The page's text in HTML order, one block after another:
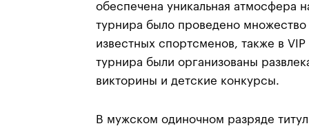
обеспечена уникальная атмосфера
турнира было проведено множество
известных спортсменов, также в VIP
турнира были организованы
викторины и детские конкурсы.
В мужском одиночном разряде